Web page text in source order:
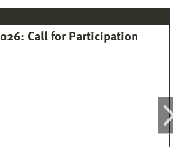
Call for Participation